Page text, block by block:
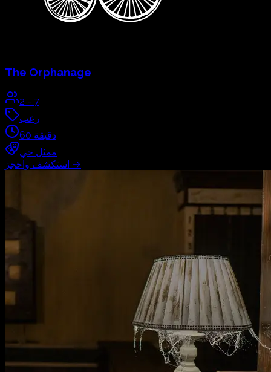
The Orphanage
2 - 7
رعب
60 دقيقة
ممثل حي
استكشف واحجز →